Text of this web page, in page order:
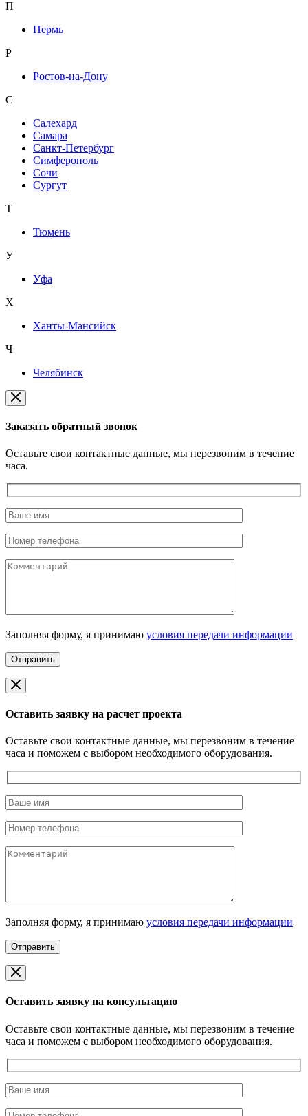
П
Пермь
Р
Ростов-на-Дону
С
Салехард
Самара
Санкт-Петербург
Симферополь
Сочи
Сургут
Т
Тюмень
У
Уфа
Х
Ханты-Мансийск
Ч
Челябинск
Заказать обратный звонок
Оставьте свои контактные данные, мы перезвоним в течение
часа.
Заполняя форму, я принимаю условия передачи информации
Оставить заявку на расчет проекта
Оставьте свои контактные данные, мы перезвоним в течение
часа и поможем с выбором необходимого оборудования.
Заполняя форму, я принимаю условия передачи информации
Оставить заявку на консультацию
Оставьте свои контактные данные, мы перезвоним в течение
часа и поможем с выбором необходимого оборудования.